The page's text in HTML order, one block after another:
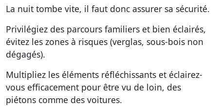
La nuit tombe vite, il faut donc assurer sa sécurité.
Privilégiez des parcours familiers et bien éclairés,
évitez les zones à risques (verglas, sous-bois non
dégagés).
Multipliez les éléments réfléchissants et éclairez-
vous efficacement pour être vu de loin, des
piétons comme des voitures.